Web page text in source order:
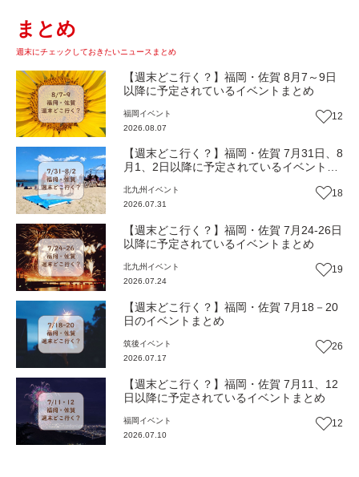
まとめ
週末にチェックしておきたいニュースまとめ
【週末どこ行く？】福岡・佐賀 8月7～9日
以降に予定されているイベントまとめ
福岡 イベント
2026.08.07
12
【週末どこ行く？】福岡・佐賀 7月31日、8
月1、2日以降に予定されているイベントま
北九州 イベント
2026.07.31
18
【週末どこ行く？】福岡・佐賀 7月24-26日
以降に予定されているイベントまとめ
北九州 イベント
2026.07.24
19
【週末どこ行く？】福岡・佐賀 7月18－20
日のイベントまとめ
筑後イベント
2026.07.17
26
【週末どこ行く？】福岡・佐賀 7月11、12
日以降に予定されているイベントまとめ
福岡 イベント
2026.07.10
12